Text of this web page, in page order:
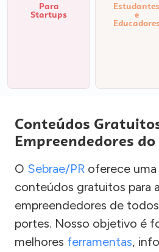
Para
Startups
Estudantes
e
Educadores
Conteúdos
Empreendedores
O Sebrae/PR oferece
conteúdos gratuitos para
empreendedores de
portes. Nosso objetivo é
melhores ferramentas,